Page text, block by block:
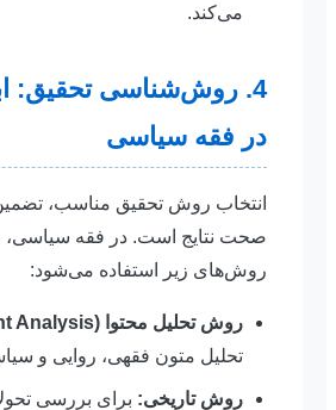
می‌کند.
4. روش‌شناسی تحقیق:
در فقه سیاسی
انتخاب روش تحقیق مناسب،
صحت نتایج است. در فقه سیاسی،
روش‌های زیر استفاده می‌شود:
روش تحلیل محتوا (Content Analysis):
تحلیل متون فقهی، روایی و
روش تاریخی: برای بررسی